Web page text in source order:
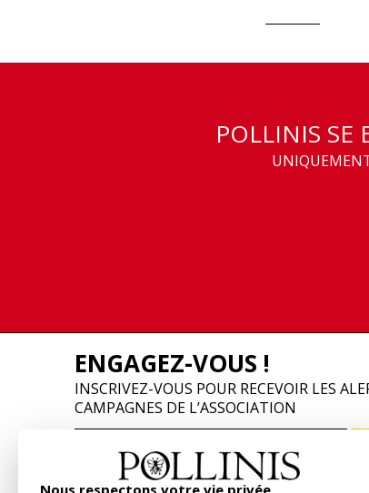
POLLINIS SE
ENGAGEZ-VOUS !
INSCRIVEZ-VOUS POUR RECEVOIR LES
CAMPAGNES DE L’ASSOCIATION
Nous respectons votre vie privée